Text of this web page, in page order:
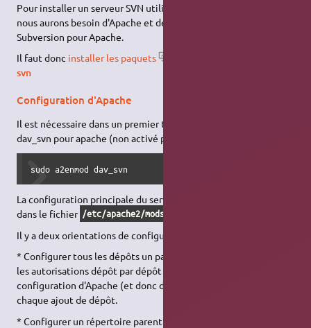
Pour installer un serveur SVN utilisant le serveur web
nous aurons besoin d'Apache et de la bibliothèque de
Subversion pour Apache.
Il faut donc installer les paquets
svn
Configuration d'Apache
Il est nécessaire dans un premier temps d'activer le module
dav_svn pour apache (non activé par défaut):
sudo a2enmod dav_svn
La configuration principale du serveur SVN se situe maintenant
dans le fichier /etc/apache2/mods-enabled/dav_svn.conf
Il y a deux orientations de configuration:
* Configurer tous les dépôts un par un, ce qui permet de gérer
les autorisations dépôt par dépôt mais qui oblige à modifier la
configuration d'Apache (et donc de le relancer ensuite) à
chaque ajout de dépôt.
* Configurer un répertoire parent de tous les dépôts, ce qui